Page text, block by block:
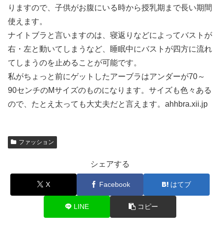
りますので、子供がお腹にいる時から授乳期まで長い期間
使えます。
ナイトブラと言いますのは、寝返りなどによってバストが
右・左と動いてしまうなど、睡眠中にバストが四方に流れ
てしまうのを止めることが可能です。
私がちょっと前にゲットしたアーブラはアンダーが70～
90センチのMサイズのものになります。サイズも色々ある
ので、たとえ太っても大丈夫だと言えます。ahhbra.xii.jp
ファッション
シェアする
X Facebook はてブ
LINE コピー